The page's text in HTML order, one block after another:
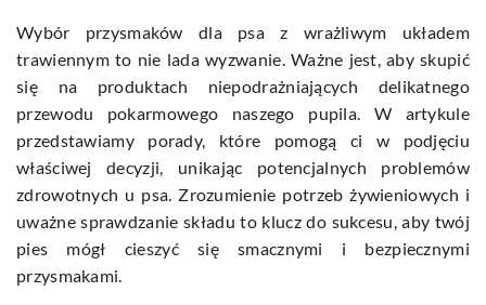
Wybór przysmaków dla psa z wrażliwym układem
trawiennym to nie lada wyzwanie. Ważne jest, aby skupić
się na produktach niepodrażniających delikatnego
przewodu pokarmowego naszego pupila. W artykule
przedstawiamy porady, które pomogą ci w podjęciu
właściwej decyzji, unikając potencjalnych problemów
zdrowotnych u psa. Zrozumienie potrzeb żywieniowych i
uważne sprawdzanie składu to klucz do sukcesu, aby twój
pies mógł cieszyć się smacznymi i bezpiecznymi
przysmakami.